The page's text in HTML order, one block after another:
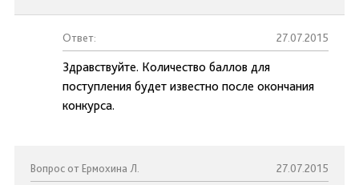
Ответ: 27.07.2015
Здравствуйте. Количество баллов для
поступления будет известно после окончания
конкурса.
Вопрос от Ермохина Л. 27.07.2015